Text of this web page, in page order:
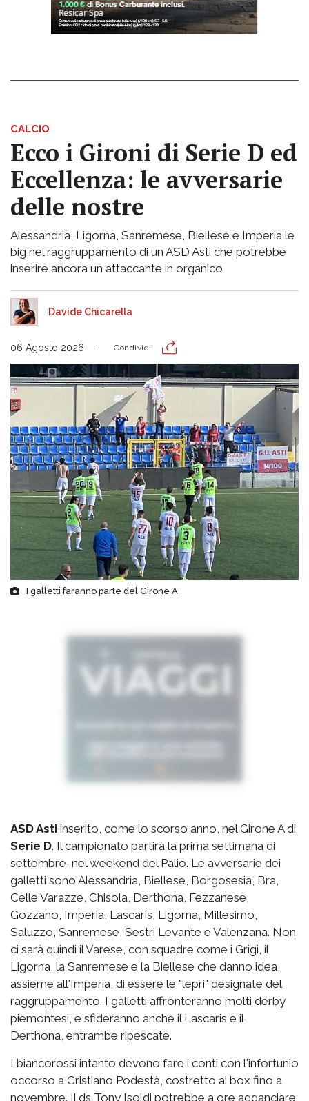
CALCIO
Ecco i Gironi di Serie D ed
Eccellenza: le avversarie
delle nostre
Alessandria, Ligorna, Sanremese, Biellese e Imperia le
big nel raggruppamento di un ASD Asti che potrebbe
inserire ancora un attaccante in organico
Davide Chicarella
06 Agosto 2026 Condividi
I galletti faranno parte del Girone A
ASD Asti inserito, come lo scorso anno, nel Girone A di
Serie D. Il campionato partirà la prima settimana di
settembre, nel weekend del Palio. Le avversarie dei
galletti sono Alessandria, Biellese, Borgosesia, Bra,
Celle Varazze, Chisola, Derthona, Fezzanese,
Gozzano, Imperia, Lascaris, Ligorna, Millesimo,
Saluzzo, Sanremese, Sestri Levante e Valenzana. Non
ci sarà quindi il Varese, con squadre come i Grigi, il
Ligorna, la Sanremese e la Biellese che danno idea,
assieme all'Imperia, di essere le "lepri" designate del
raggruppamento. I galletti affronteranno molti derby
piemontesi, e sfideranno anche il Lascaris e il
Derthona, entrambe ripescate.
I biancorossi intanto devono fare i conti con l'infortunio
occorso a Cristiano Podestà, costretto ai box fino a
novembre. Il ds Tony Isoldi potrebbe a ore agganciare